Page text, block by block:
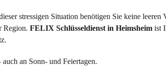
stressigen Situation benötigen Sie keine leeren
Region. FELIX Schlüsseldienst in Heimsheim ist
an Sonn- und Feiertagen.